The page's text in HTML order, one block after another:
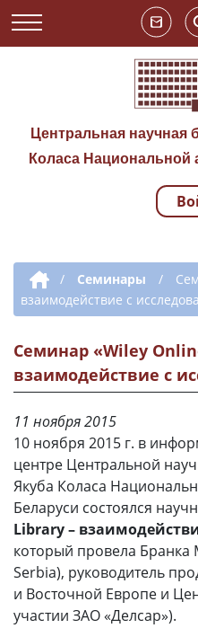
Центральная научная
Коласа Национальной
Дополнительная
/ Семинары /
взаимодействие с
Семинар «Wiley
взаимодействие с
11 ноября 2015
10 ноября 2015 г. в
центре Центральной
Якуба Коласа
Беларуси состоялся
Library –
который провела
Serbia), руководитель
и Восточной Европе и
участии ЗАО «Делсар»).